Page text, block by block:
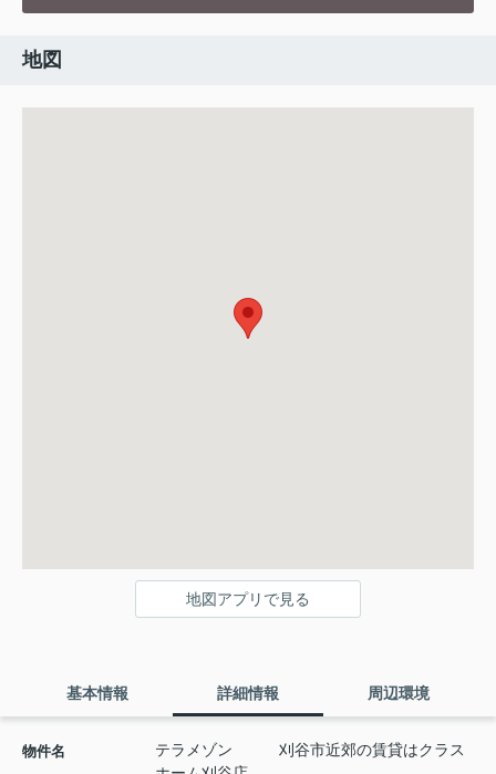
地図
地図アプリで見る
基本情報 詳細情報 周辺環境
物件名
テラメゾン 刈谷市近郊の賃貸はクラス